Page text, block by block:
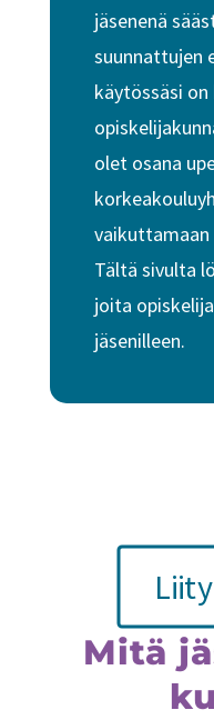
jäsenenä
suunnattujen
käytössäsi on
olet osana
Tältä sivulta
joita
jäsenilleen.
Mitä